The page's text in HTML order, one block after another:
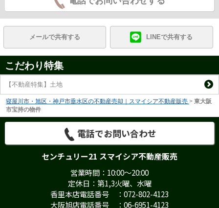
メールで共有する LINEで共有する
こだわり特集
【不動産特集】土地
寝屋川市・旭区・神戸市垂水区の不動産売却｜スマイシア不動産販売 > 東大阪
市宝持の物件
電話でお問い合わせ
センチュリー21 スマイシア不動産販売
営業時間：10:00～20:00
定休日：第1,3火曜、水曜
香里本店電話番号 ：072-802-4123
大阪旭店電話番号 ：06-6951-4123